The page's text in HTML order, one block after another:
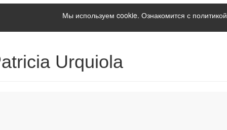
Мы используем cookie. Ознакомится с политикой
Urquiola